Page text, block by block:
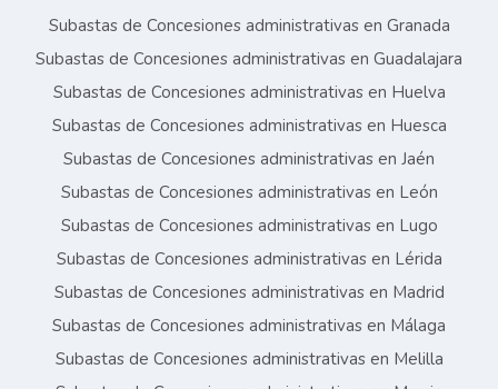
Subastas de Concesiones administrativas en Granada
Subastas de Concesiones administrativas en Guadalajara
Subastas de Concesiones administrativas en Huelva
Subastas de Concesiones administrativas en Huesca
Subastas de Concesiones administrativas en Jaén
Subastas de Concesiones administrativas en León
Subastas de Concesiones administrativas en Lugo
Subastas de Concesiones administrativas en Lérida
Subastas de Concesiones administrativas en Madrid
Subastas de Concesiones administrativas en Málaga
Subastas de Concesiones administrativas en Melilla